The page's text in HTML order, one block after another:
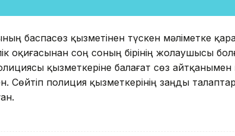
баспасөз қызметінен түскен мәліметке
оқиғасынан соң соның бірінің жолаушысы
қызметкеріне балағат сөз
Сөйтіп полиция қызметкерінің заңды